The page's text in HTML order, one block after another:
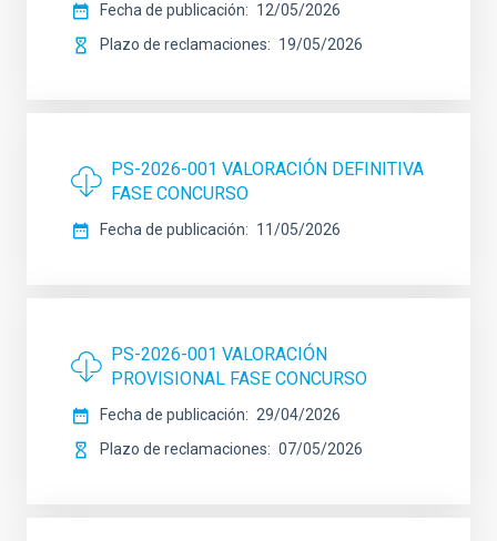
Fecha de publicación
12/05/2026
Plazo de reclamaciones
19/05/2026
PS-2026-001 VALORACIÓN DEFINITIVA
FASE CONCURSO
Fecha de publicación 11/05/2026
PS-2026-001 VALORACIÓN
PROVISIONAL FASE CONCURSO
Fecha de publicación
29/04/2026
Plazo de reclamaciones
07/05/2026